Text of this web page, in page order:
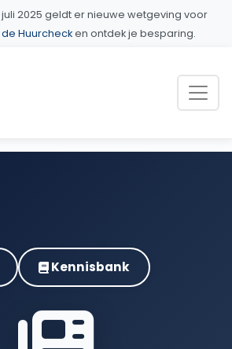
juli 2025 geldt er nieuwe wetgeving voor
Huurchecken ontdek je besparing.
Kennisbank